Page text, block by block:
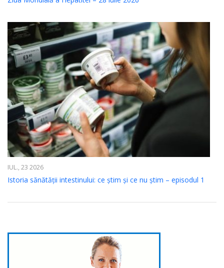
IUL., 23 2026
Istoria sănătății intestinului: ce știm și ce nu știm – episodul 1